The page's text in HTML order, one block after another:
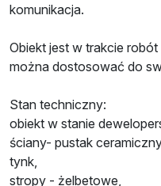
komunikacja.
Obiekt jest w trakcie
można dostosować do
Stan techniczny:
obiekt w stanie
ściany- pustak
tynk,
stropy - żelbetowe,